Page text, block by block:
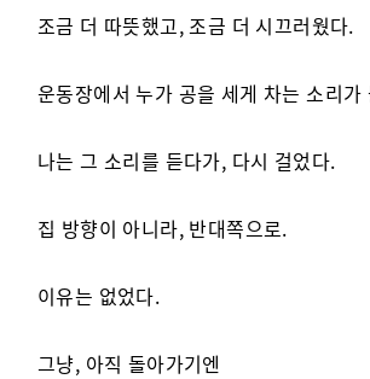
조금 더 따뜻했고, 조금 더 시끄러웠다.
운동장에서 누가 공을 세게 차는 소리가
나는 그 소리를 듣다가, 다시 걸었다.
집 방향이 아니라, 반대쪽으로.
이유는 없었다.
그냥, 아직 돌아가기엔